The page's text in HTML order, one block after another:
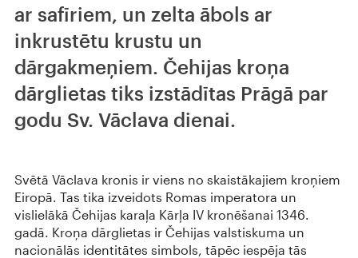
ar safīriem, un zelta ābols ar
inkrustētu krustu un
dārgakmeņiem. Čehijas kroņa
dārglietas tiks izstādītas Prāgā par
godu Sv. Vāclava dienai.
Svētā Vāclava kronis ir viens no skaistākajiem kroņiem
Eiropā. Tas tika izveidots Romas imperatora un
vislielākā Čehijas karaļa Kārļa IV kronēšanai 1346.
gadā. Kroņa dārglietas ir Čehijas valstiskuma un
nacionālās identitātes simbols, tāpēc iespēja tās